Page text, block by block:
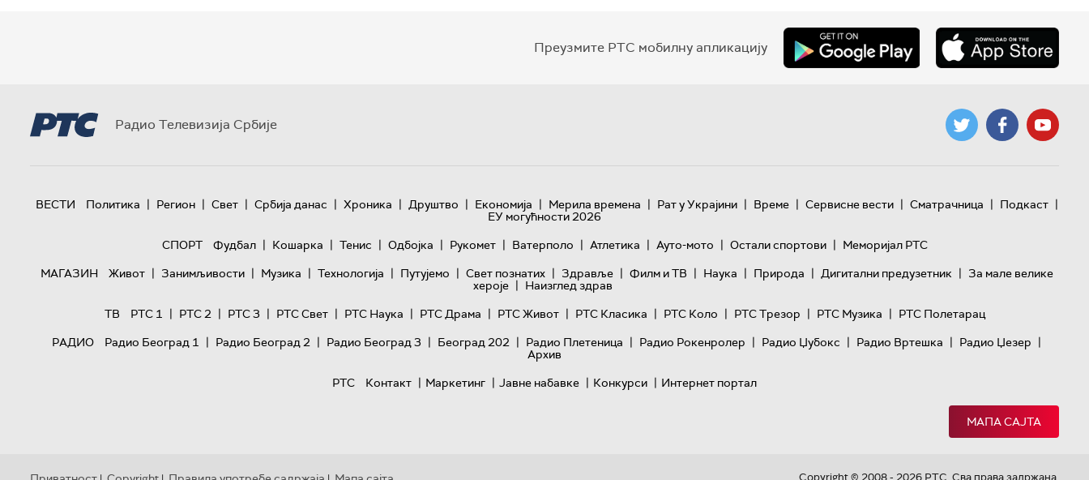
Преузмите РТС мобилну апликацију
Радио Телевизија Србије
ВЕСТИ Политика | Регион | Свет | Србија данас | Хроника | Друштво | Економија | Мерила времена | Рат у Украјини | Време | Сервисне вести | Сматрачница | Подкаст |
ЕУ могућности 2026
СПОРТ
Фудбал | Кошарка | Тенис | Одбојка | Рукомет | Ватерполо | Атлетика | Ауто-мото | Остали спортови | Меморијал РТС
МАГАЗИН
Живот | Занимљивости | Музика | Технологијa | Путујемо | Свет познатих | Здравље | Филм и ТВ | Наука | Природа | Дигитални предузетник | За мале велике
хероје | Наизглед здрав
ТВ
РТС 1 | РТС 2 | РТС 3 | РТС Свет | РТС Наука | РТС Драма | РТС Живот | РТС Класика | РТС Коло | РТС Трезор | РТС Музика | РТС Полетарац
РАДИО
Радио Београд 1 | Радио Београд 2 | Радио Београд 3 | Београд 202 | Радио Плетеница | Радио Рокенролер | Радио Џубокс | Радио Вртешка | Радио Џезер |
Архив
РТС
Контакт | Маркетинг | Јавне набавке | Конкурси | Интернет портал
МАПА САЈТА
Copyright © 2008 - 2026 РТС. Сва права задржана.